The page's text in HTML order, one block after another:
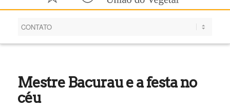
Mestre Bacurau e a festa no
céu